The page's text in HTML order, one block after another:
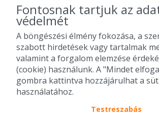
2010-2026 Copyright - Falatozz.hu -
Fontosnak tartjuk az
védelmét
A böngészési élmény fokozása, a
szabott hirdetések vagy tartalmak
valamint a forgalom elemzése
(cookie) használunk. A "Mindet
gombra kattintva hozzájárulhat a
használatához.
Testreszabás